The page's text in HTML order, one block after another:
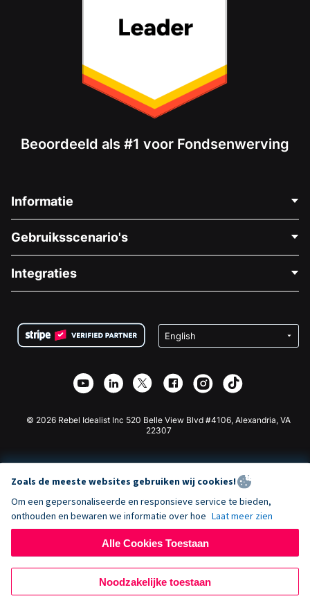
Beoordeeld als #1 voor Fondsenwerving
Informatie
Over Ons
Vacatures
Privacy
Affiliate Partnerschap
Gebruiksscenario's
Medische Fondsenwerving
Goede Doelen Fondsenwerving
Integraties
Wix Donatie Plugin
Webflow Donatie App
Joomla Donatie
© 2026 Rebel Idealist Inc 520 Belle View Blvd #4106, Alexandria, VA
22307
Zoals de meeste websites gebruiken wij cookies!
Om een gepersonaliseerde en responsieve service te bieden,
onthouden en bewaren we informatie over hoe Laat meer zien
Alle Cookies Toestaan
Noodzakelijke toestaan